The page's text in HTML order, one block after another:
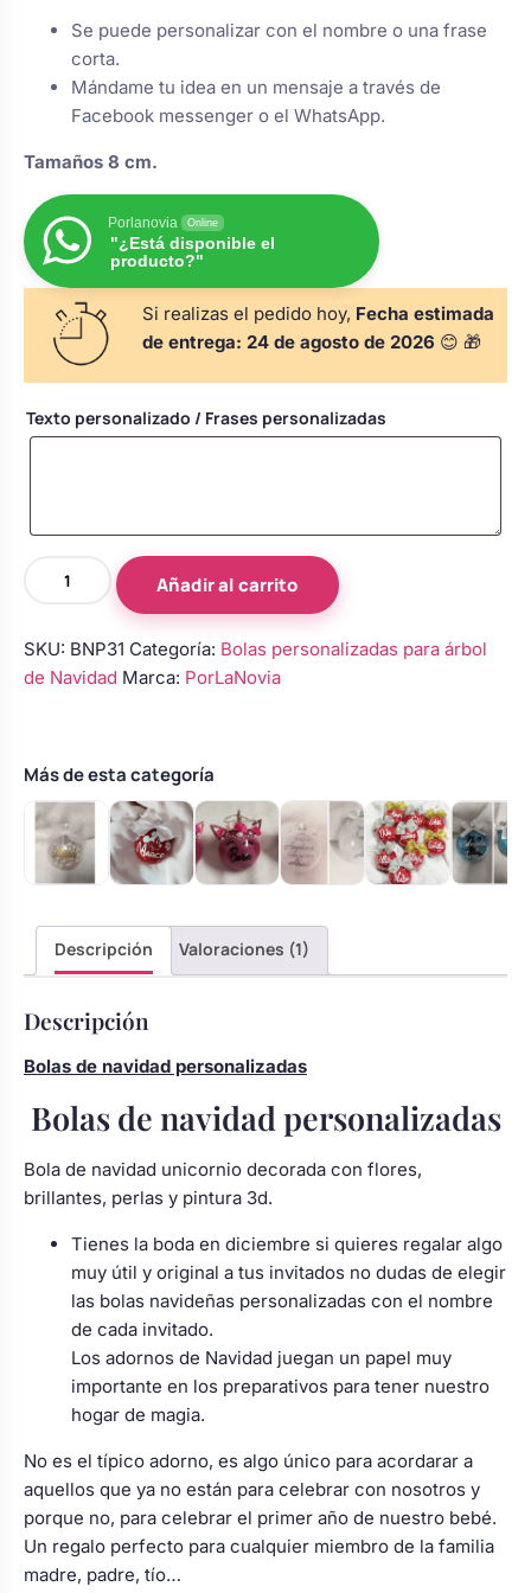
para arras
alianzas
porta alianzas
de boda
y pala tarta
floral coche
Perchas de comunión
personalizadas
Rasca y Gana para Comunión:
Detalles de comunión para invitados
Ver todo
Bolsos personalizados
Neceseres personalizados
Otros regalos
Ver todo
Se puede personalizar con el nombre o una frase
corta.
Mándame tu idea en un mensaje a través de
Facebook messenger o el WhatsApp.
Tamaños 8 cm.
Porlanovia Online
"¿Está disponible el
producto?"
Si realizas el pedido hoy, Fecha estimada
de entrega: 24 de agosto de 2026 😊 🎁
Texto personalizado / Frases personalizadas
personalizada
con
Modelo
cantidad
Añadir al carrito
SKU: BNP31 Categoría: Bolas personalizadas para árbol
de Navidad Marca: PorLaNovia
Más de esta categoría
Descripción Valoraciones (1)
Descripción
Bolas de navidad personalizadas
Bolas de navidad personalizadas
Bola de navidad unicornio decorada con flores,
brillantes, perlas y pintura 3d.
Tienes la boda en diciembre si quieres regalar algo
muy útil y original a tus invitados no dudas de elegir
las bolas navideñas personalizadas con el nombre
de cada invitado.
Los adornos de Navidad juegan un papel muy
importante en los preparativos para tener nuestro
hogar de magia.
No es el típico adorno, es algo único para acordarar a
aquellos que ya no están para celebrar con nosotros y
porque no, para celebrar el primer año de nuestro bebé.
Un regalo perfecto para cualquier miembro de la familia
madre, padre, tío…